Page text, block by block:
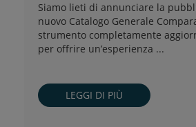
Siamo lieti di annunciare la
nuovo Catalogo Generale
strumento completamente
per offrire un’esperienza ...
LEGGI DI PIÙ